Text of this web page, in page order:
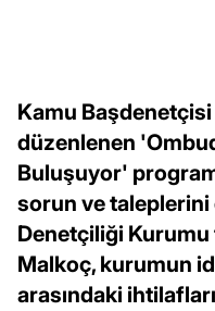
Kamu
düzenlenen
Buluşuyor'
sorun ve
Denetçiliği Kurumu
Malkoç, kurumun
arasındaki